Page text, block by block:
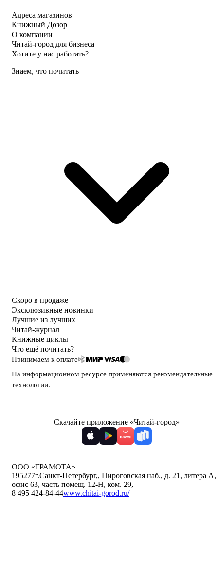
Адреса магазинов
Книжный Дозор
О компании
Читай-город для бизнеса
Хотите у нас работать?
Знаем, что почитать
Скоро в продаже
Эксклюзивные новинки
Лучшие из лучших
Читай-журнал
Книжные циклы
Что ещё почитать?
Принимаем к оплате
На информационном ресурсе применяются рекомендательные
технологии.
Скачайте приложение «Читай-город»
ООО «ГРАМОТА»
195277г.Санкт-Петербург,, Пироговская наб., д. 21, литера А,
офис 63, часть помещ. 12-Н, ком. 29,
8 495 424-84-44www.chitai-gorod.ru/